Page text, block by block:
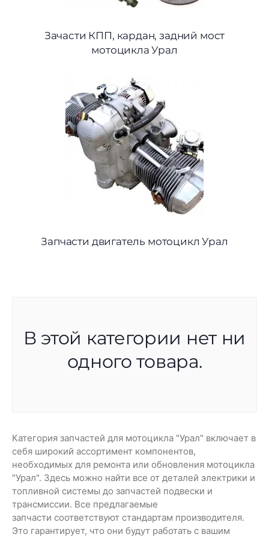
Зачасти КПП, кардан, задний мост
мотоцикла Урал
Запчасти двигатель мотоцикл Урал
В этой категории нет ни
одного товара.
Категория запчастей для мотоцикла "Урал" включает в
себя широкий ассортимент компонентов,
необходимых для ремонта или обновления мотоцикла
"Урал". Здесь можно найти все от деталей электрики и
топливной системы до запчастей подвески и
трансмиссии. Все предлагаемые
запчасти соответствуют стандартам производителя.
Это гарантирует, что они будут работать с вашим